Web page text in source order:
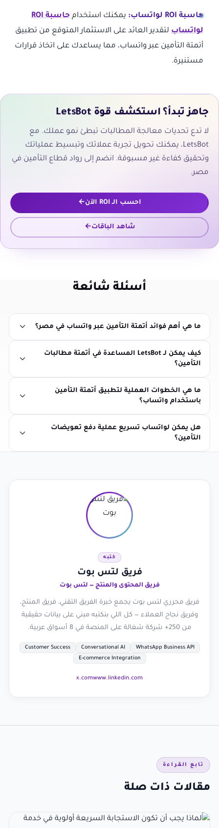
حاسبة ROI لواتساب: يمكنك استخدام
حاسبة ROI
لواتساب لتقدير العائد على الاستثمار المتوقع من تطبيق
أتمتة التأمين عبر واتساب، مما يساعدك على اتخاذ قرارات
مستنيرة.
جاهز تبدأ؟ استكشف قوة LetsBot
لا تدع تحديات معالجة المطالبات تبطئ نمو عملك. مع
LetsBot، يمكنك تحويل تجربة عملائك وتبسيط عملياتك
وتحقيق كفاءة غير مسبوقة. انضم إلى رواد قطاع التأمين في
مصر.
احسب الـ ROI الآن
شاهد الباقات
أسئلة شائعة
ما هي أهم فوائد أتمتة التأمين عبر واتساب في مصر؟
كيف يمكن لـ LetsBot المساعدة في أتمتة مطالبات
التأمين؟
ما هي الخطوات العملية لتطبيق أتمتة التأمين
باستخدام واتساب؟
هل يمكن لواتساب تسريع عملية دفع تعويضات
التأمين؟
كتبه
فريق لتس بوت
فريق المحتوى والمنتج — لتس بوت
فريق محرري لتس بوت يجمع خبرة الفريق التقني، فريق المنتج،
وفريق نجاح العملاء — كل اللي بنكتبه مبني على بيانات حقيقية
من 250+ شركة شغالة على المنصة في 8 أسواق عربية.
WhatsApp Business API
Conversational AI
Customer Success
E-commerce Integration
www.linkedin.com
x.com
تابع القراءة
مقالات ذات صلة